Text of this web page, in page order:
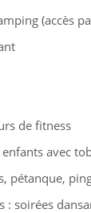
(accès
de fitness
avec
pétanque,
: soirées